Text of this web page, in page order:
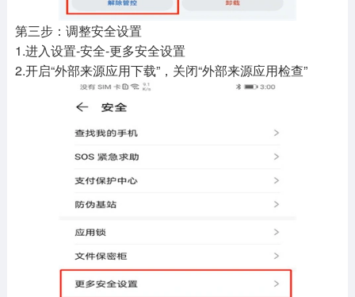
第三步：调整安全设置
1.进入设置-安全-更多安全设置
2.开启“外部来源应用下载”，关闭“外部来源应用检查”